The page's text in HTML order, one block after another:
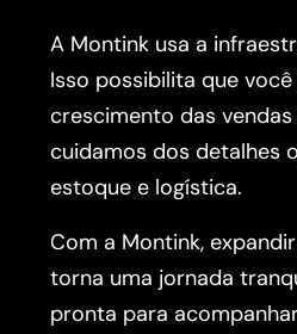
A Montink usa a
Isso possibilita que
crescimento das
cuidamos dos detalhes
estoque e logística.
Com a Montink,
torna uma jornada
pronta para